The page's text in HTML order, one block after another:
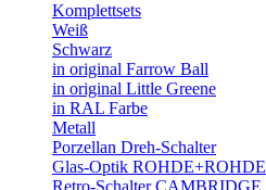
Komplettsets
Weiß
Schwarz
in original Farrow Ball
in original Little Greene
in RAL Farbe
Metall
Porzellan Dreh-Schalter
Glas-Optik ROHDE+ROHDE
Retro-Schalter CAMBRIDGE